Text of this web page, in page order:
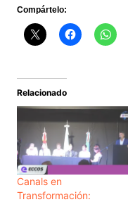
Compártelo:
Relacionado
Canals en
Transformación: